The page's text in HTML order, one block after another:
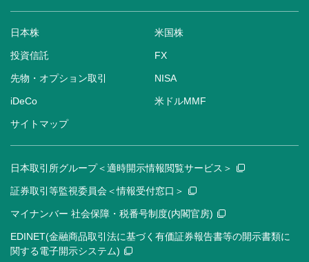
日本株 米国株
投資信託 FX
先物・オプション取引 NISA
iDeCo 米ドルMMF
サイトマップ
日本取引所グループ＜適時開示情報閲覧サービス＞
証券取引等監視委員会＜情報受付窓口＞
マイナンバー 社会保障・税番号制度(内閣官房)
EDINET(金融商品取引法に基づく有価証券報告書等の開示書類に
関する電子開示システム)